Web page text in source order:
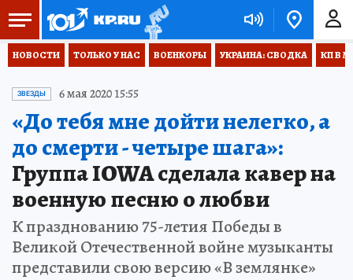
НОВОСТИ ТОЛЬКО У НАС ВОЕНКОРЫ УКРАИНА: СВОДКА КП В
ЗВЕЗДЫ 6 мая 2020 15:55
«До тебя мне дойти нелегко, а
до смерти - четыре шага»:
Группа IOWA сделала кавер на
военную песню о любви
К празднованию 75-летия Победы в
Великой Отечественной войне музыканты
представили свою версию «В землянке»